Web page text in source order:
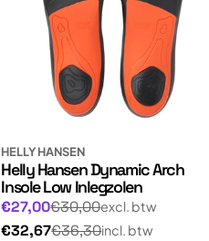
HELLY HANSEN
Helly Hansen Dynamic Arch
Insole Low Inlegzolen
Aanbiedingsprijs
€27,00
Normale
prijs
€30,00excl. btw
€32,67
Normale€36,30incl. btw